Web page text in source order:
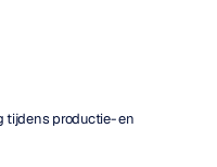
tijdens productie- en